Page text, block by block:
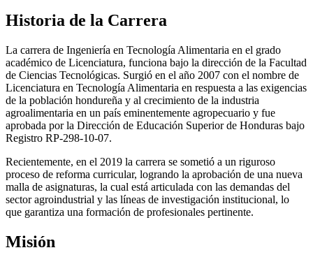
Historia de la Carrera
La carrera de Ingeniería en Tecnología Alimentaria en el grado
académico de Licenciatura, funciona bajo la dirección de la Facultad
de Ciencias Tecnológicas. Surgió en el año 2007 con el nombre de
Licenciatura en Tecnología Alimentaria en respuesta a las exigencias
de la población hondureña y al crecimiento de la industria
agroalimentaria en un país eminentemente agropecuario y fue
aprobada por la Dirección de Educación Superior de Honduras bajo
Registro RP-298-10-07.
Recientemente, en el 2019 la carrera se sometió a un riguroso
proceso de reforma curricular, logrando la aprobación de una nueva
malla de asignaturas, la cual está articulada con las demandas del
sector agroindustrial y las líneas de investigación institucional, lo
que garantiza una formación de profesionales pertinente.
Misión